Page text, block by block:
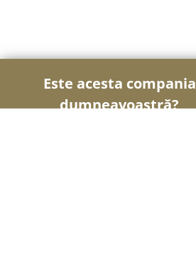
Este acesta compania
dumneavoastră?